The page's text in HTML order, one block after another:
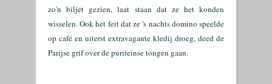
zo'n biljet gezien, laat staan dat ze het konden
wisselen. Ook het feit dat ze 's nachts domino speelde
op café en uiterst extravagante kledij droeg, deed de
Parijse grif over de puriteinse tongen gaan.